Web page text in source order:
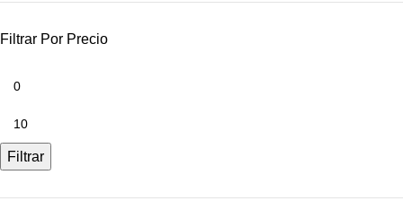
Filtrar Por Precio
Filtrar